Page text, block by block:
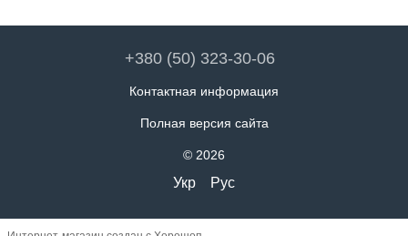
+380 (50) 323-30-06
Контактная информация
Полная версия сайта
© 2026
Укр Рус